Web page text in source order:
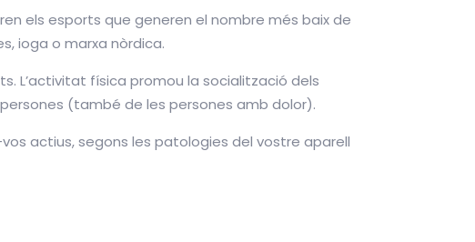
els esports que generen el nombre més baix de
ioga o marxa nòrdica.
L’activitat física promou la socialització dels
(també de les persones amb dolor).
actius, segons les patologies del vostre aparell